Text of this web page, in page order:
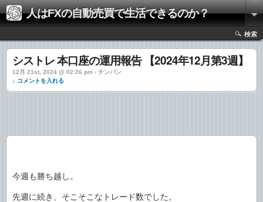
人はFXの自動売買で生活できるのか？
検索
シストレ 本口座の運用報告 【2024年12月第3週】
12月 21st, 2024 @ 02:26 pm › チンパン
↓ コメントを入れる
今週も勝ち越し。
先週に続き、そこそこなトレード数でした。